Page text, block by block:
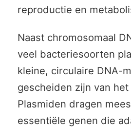
reproductie en
Naast chromosomaal
veel bacteriesoorten
kleine, circulaire DNA-
gescheiden zijn van
Plasmiden dragen
essentiële genen die